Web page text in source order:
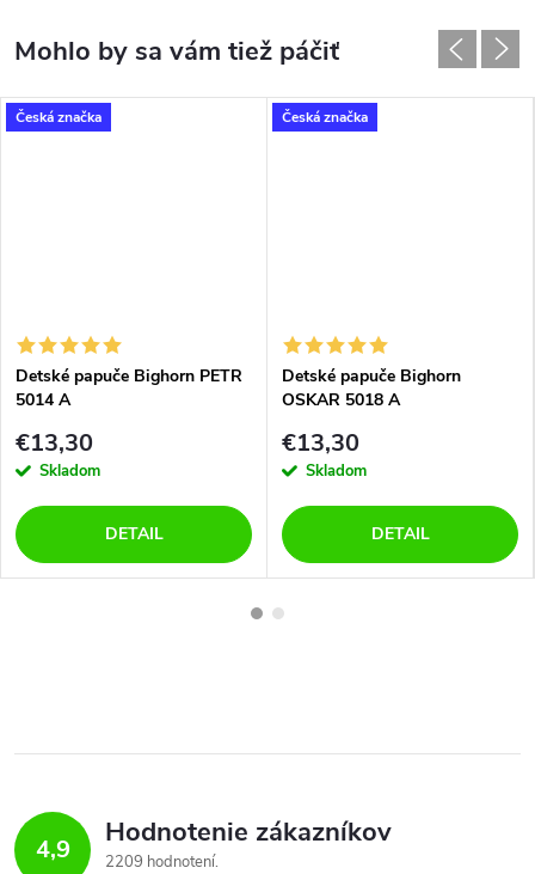
Česká značka
Detské papuče Bighorn PETR
5014 A
€13,30
Skladom
DETAIL
Česká značka
Detské papuče Bighorn
OSKAR 5018 A
€13,30
Skladom
DETAIL
4,9 Hodnotenie zákazníkov
2209 hodnotení